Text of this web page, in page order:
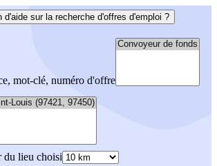
d'aide sur la recherche d'offres d'emploi ?
mot-clé, numéro d'offre
du lieu choisi